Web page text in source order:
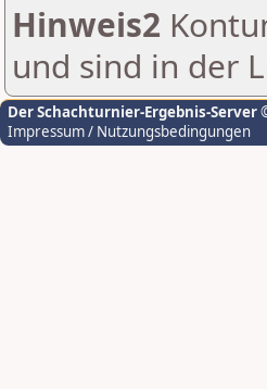
Hinweis2
und sind in der
Der Schachturnier-Ergebnis-Server
Impressum / Nutzungsbedingungen